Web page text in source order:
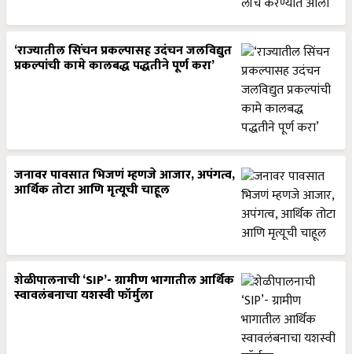
‘राज्यातील सिंचन प्रकल्पासह उदंचन जलविद्युत
प्रकल्पांची कामे कालबद्ध पद्धतीने पूर्ण करा’
जनावर पावसात भिजणं म्हणजे आजार, अपंगत्व,
आर्थिक तोटा आणि मृत्यूची चाहूल
शेळीपालनाची ‘SIP’- ग्रामीण भागातील आर्थिक
स्वावलंबनाचा यशस्वी फॉर्मुला